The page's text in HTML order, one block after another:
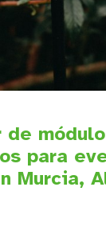
para
Murcia,